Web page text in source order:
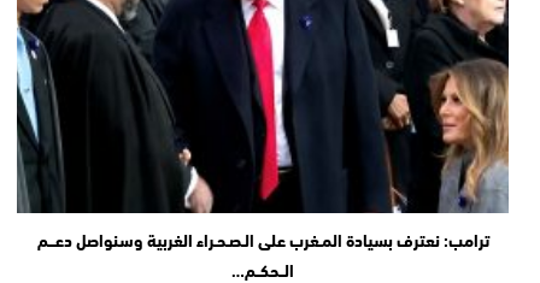
ترامب: نعترف بسيادة المـغرب على الـصـحـراء الغربية وسنواصل دعـــم
الــحكــم…